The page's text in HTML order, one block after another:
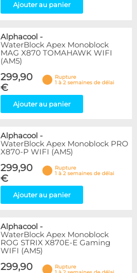
Ajouter au panier
Alphacool -
WaterBlock Apex Monoblock
MAG X870 TOMAHAWK WIFI
(AM5)
299,90
€
Rupture
1 à 2 semaines de délai
Ajouter au panier
Alphacool -
WaterBlock Apex Monoblock PRO
X870-P WIFI (AM5)
299,90
€
Rupture
1 à 2 semaines de délai
Ajouter au panier
Alphacool -
WaterBlock Apex Monoblock
ROG STRIX X870E-E Gaming
WIFI (AM5)
299,90
Rupture